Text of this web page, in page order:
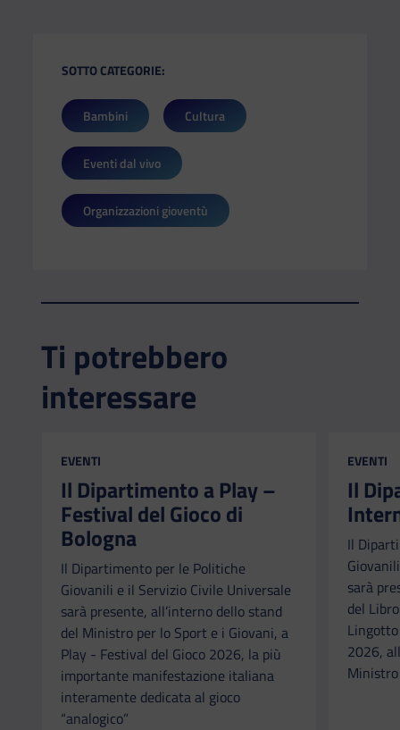
SOTTO CATEGORIE:
Bambini Cultura
Eventi dal vivo
Organizzazioni gioventù
Ti potrebbero
interessare
CATEGORIA:
EVENTI
Il Dipartimento a Play –
Festival del Gioco di
Bologna
Il Dipartimento per le Politiche
Giovanili e il Servizio Civile Universale
sarà presente, all’interno dello stand
del Ministro per lo Sport e i Giovani, a
Play - Festival del Gioco 2026, la più
importante manifestazione italiana
interamente dedicata al gioco
“analogico”
EVENTI
Il
Il
sarà
del
2026,